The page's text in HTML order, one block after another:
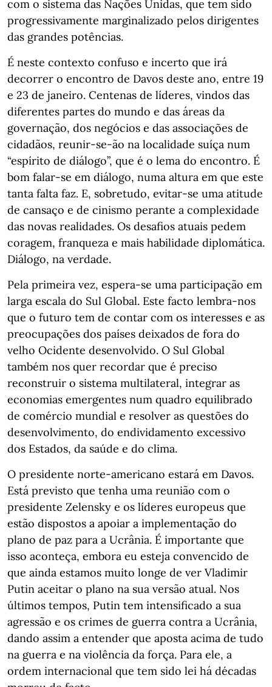
com o sistema das Nações Unidas, que tem sido
progressivamente marginalizado pelos dirigentes
das grandes potências.
É neste contexto confuso e incerto que irá
decorrer o encontro de Davos deste ano, entre 19
e 23 de janeiro. Centenas de líderes, vindos das
diferentes partes do mundo e das áreas da
governação, dos negócios e das associações de
cidadãos, reunir-se-ão na localidade suíça num
“espírito de diálogo”, que é o lema do encontro. É
bom falar-se em diálogo, numa altura em que este
tanta falta faz. E, sobretudo, evitar-se uma atitude
de cansaço e de cinismo perante a complexidade
das novas realidades. Os desafios atuais pedem
coragem, franqueza e mais habilidade diplomática.
Diálogo, na verdade.
Pela primeira vez, espera-se uma participação em
larga escala do Sul Global. Este facto lembra-nos
que o futuro tem de contar com os interesses e as
preocupações dos países deixados de fora do
velho Ocidente desenvolvido. O Sul Global
também nos quer recordar que é preciso
reconstruir o sistema multilateral, integrar as
economias emergentes num quadro equilibrado
de comércio mundial e resolver as questões do
desenvolvimento, do endividamento excessivo
dos Estados, da saúde e do clima.
O presidente norte-americano estará em Davos.
Está previsto que tenha uma reunião com o
presidente Zelensky e os líderes europeus que
estão dispostos a apoiar a implementação do
plano de paz para a Ucrânia. É importante que
isso aconteça, embora eu esteja convencido de
que ainda estamos muito longe de ver Vladimir
Putin aceitar o plano na sua versão atual. Nos
últimos tempos, Putin tem intensificado a sua
agressão e os crimes de guerra contra a Ucrânia,
dando assim a entender que aposta acima de tudo
na guerra e na violência da força. Para ele, a
ordem internacional que tem sido lei há décadas